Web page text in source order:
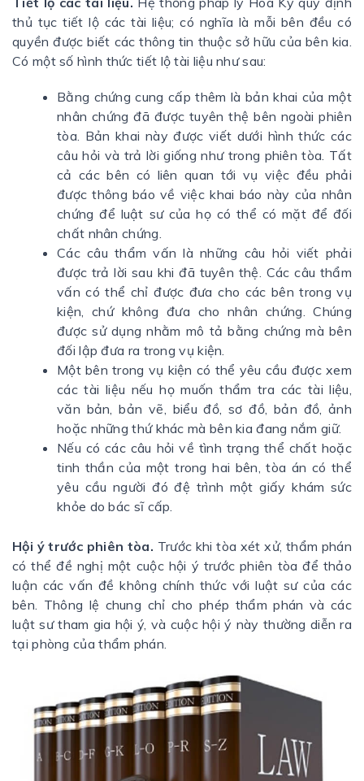
thủ tục tiết lộ các tài liệu; có nghĩa là mỗi bên đều có
quyền được biết các thông tin thuộc sở hữu của bên kia.
Có một số hình thức tiết lộ tài liệu như sau:
Bằng chứng cung cấp thêm là bản khai của một
nhân chứng đã được tuyên thệ bên ngoài phiên
tòa. Bản khai này được viết dưới hình thức các
câu hỏi và trả lời giống như trong phiên tòa. Tất
cả các bên có liên quan tới vụ việc đều phải
được thông báo về việc khai báo này của nhân
chứng để luật sư của họ có thể có mặt để đối
chất nhân chứng.
Các câu thẩm vấn là những câu hỏi viết phải
được trả lời sau khi đã tuyên thệ. Các câu thẩm
vấn có thể chỉ được đưa cho các bên trong vụ
kiện, chứ không đưa cho nhân chứng. Chúng
được sử dụng nhằm mô tả bằng chứng mà bên
đối lập đưa ra trong vụ kiện.
Một bên trong vụ kiện có thể yêu cầu được xem
các tài liệu nếu họ muốn thẩm tra các tài liệu,
văn bản, bản vẽ, biểu đồ, sơ đồ, bản đồ, ảnh
hoặc những thứ khác mà bên kia đang nắm giữ.
Nếu có các câu hỏi về tình trạng thể chất hoặc
tinh thần của một trong hai bên, tòa án có thể
yêu cầu người đó đệ trình một giấy khám sức
khỏe do bác sĩ cấp.
Hội ý trước phiên tòa. Trước khi tòa xét xử, thẩm phán
có thể đề nghị một cuộc hội ý trước phiên tòa để thảo
luận các vấn đề không chính thức với luật sư của các
bên. Thông lệ chung chỉ cho phép thẩm phán và các
luật sư tham gia hội ý, và cuộc hội ý này thường diễn ra
tại phòng của thẩm phán.